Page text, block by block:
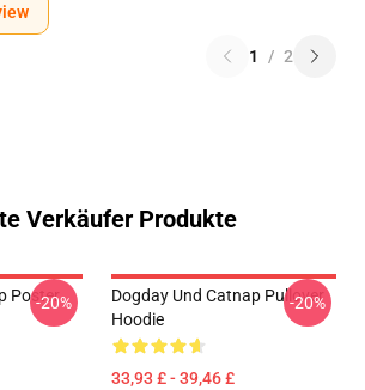
1 / 2
Verkäufer Produkte
Poster
-20%
Dogday Und Catnap Pullover
Hoodie
33,93 £ - 39,46 £
-20%